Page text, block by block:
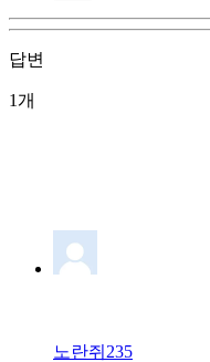
답변
1개
노란쥐235